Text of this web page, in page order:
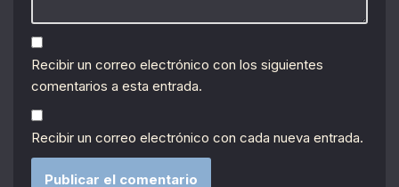
Recibir un correo electrónico con los siguientes
comentarios a esta entrada.
Recibir un correo electrónico con cada nueva entrada.